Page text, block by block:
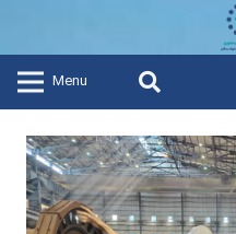
Menu